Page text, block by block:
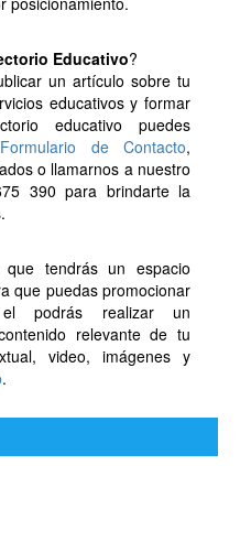
Educativo?
un artículo sobre tu
educativos y formar
educativo puedes
de Contacto,
o llamarnos a nuestro
390 para brindarte la
tendrás un espacio
que puedas promocionar
podrás realizar un
relevante de tu
video, imágenes y
.